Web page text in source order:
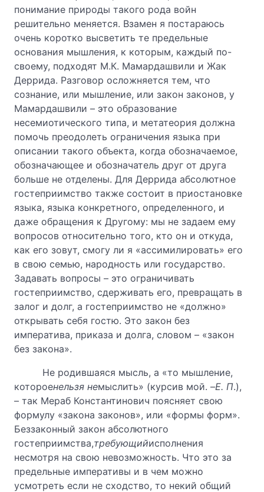
понимание природы такого рода войн
решительно меняется. Взамен я постараюсь
очень коротко высветить те предельные
основания мышления, к которым, каждый по-
своему, подходят М.К. Мамардашвили и Жак
Деррида. Разговор осложняется тем, что
сознание, или мышление, или закон законов, у
Мамардашвили – это образование
несемиотического типа, и метатеория должна
помочь преодолеть ограничения языка при
описании такого объекта, когда обозначаемое,
обозначающее и обозначатель друг от друга
больше не отделены. Для Деррида абсолютное
гостеприимство также состоит в приостановке
языка, языка конкретного, определенного, и
даже обращения к Другому: мы не задаем ему
вопросов относительно того, кто он и откуда,
как его зовут, смогу ли я «ассимилировать» его
в свою семью, народность или государство.
Задавать вопросы – это ограничивать
гостеприимство, сдерживать его, превращать в
залог и долг, а гостеприимство не «должно»
открывать себя гостю. Это закон без
императива, приказа и долга, словом – «закон
без закона».
Не родившаяся мысль, а «то мышление,
котороенельзя немыслить» (курсив мой. –Е. П.),
– так Мераб Константинович поясняет свою
формулу «закона законов», или «формы форм».
Беззаконный закон абсолютного
гостеприимства,требующийисполнения
несмотря на свою невозможность. Что это за
предельные императивы и в чем можно
усмотреть если не сходство, то некий общий